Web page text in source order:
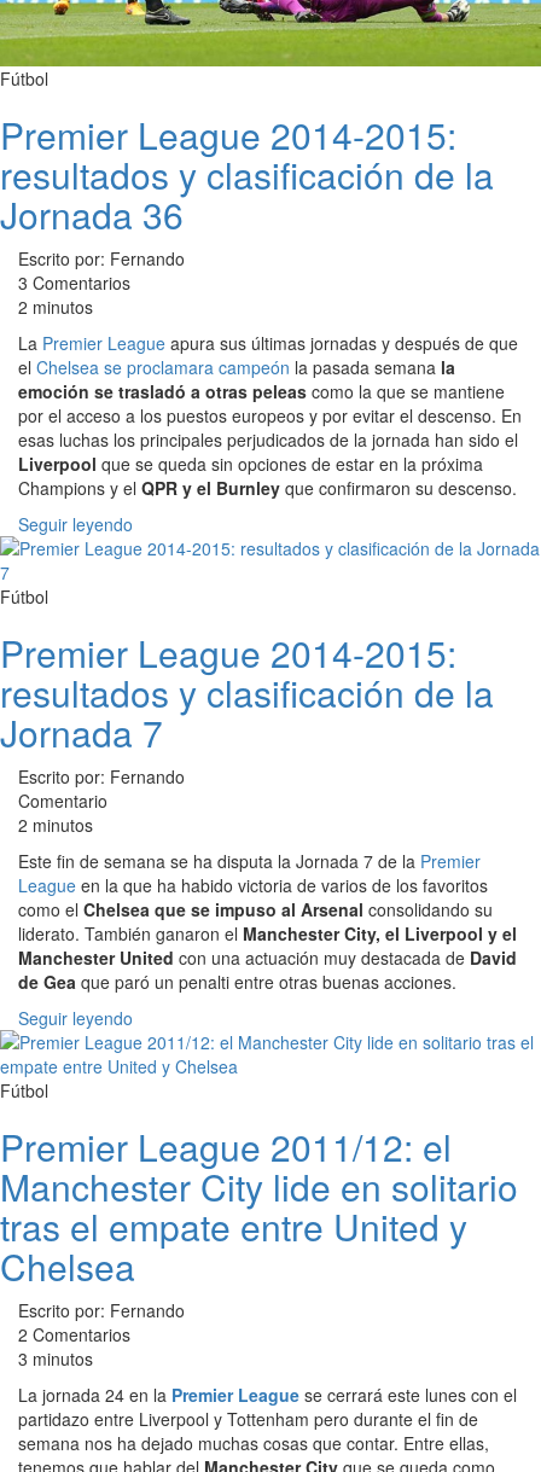
Fútbol
Premier League 2014-2015:
resultados y clasificación de la
Jornada 36
Escrito por: Fernando
3 Comentarios
2 minutos
La Premier League apura sus últimas jornadas y después de que
el Chelsea se proclamara campeón la pasada semana la
emoción se trasladó a otras peleas como la que se mantiene
por el acceso a los puestos europeos y por evitar el descenso. En
esas luchas los principales perjudicados de la jornada han sido el
Liverpool que se queda sin opciones de estar en la próxima
Champions y el QPR y el Burnley que confirmaron su descenso.
Seguir leyendo
Fútbol
Premier League 2014-2015:
resultados y clasificación de la
Jornada 7
Escrito por: Fernando
Comentario
2 minutos
Este fin de semana se ha disputa la Jornada 7 de la Premier
League en la que ha habido victoria de varios de los favoritos
como el Chelsea que se impuso al Arsenal consolidando su
liderato. También ganaron el Manchester City, el Liverpool y el
Manchester United con una actuación muy destacada de David
de Gea que paró un penalti entre otras buenas acciones.
Seguir leyendo
Fútbol
Premier League 2011/12: el
Manchester City lide en solitario
tras el empate entre United y
Chelsea
Escrito por: Fernando
2 Comentarios
3 minutos
La jornada 24 en la Premier League se cerrará este lunes con el
partidazo entre Liverpool y Tottenham pero durante el fin de
semana nos ha dejado muchas cosas que contar. Entre ellas,
tenemos que hablar del Manchester City que se queda como